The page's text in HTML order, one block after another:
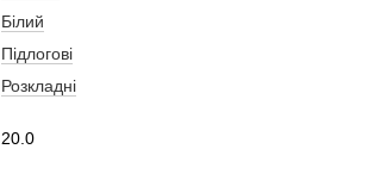
Білий
Підлогові
Розкладні
20.0